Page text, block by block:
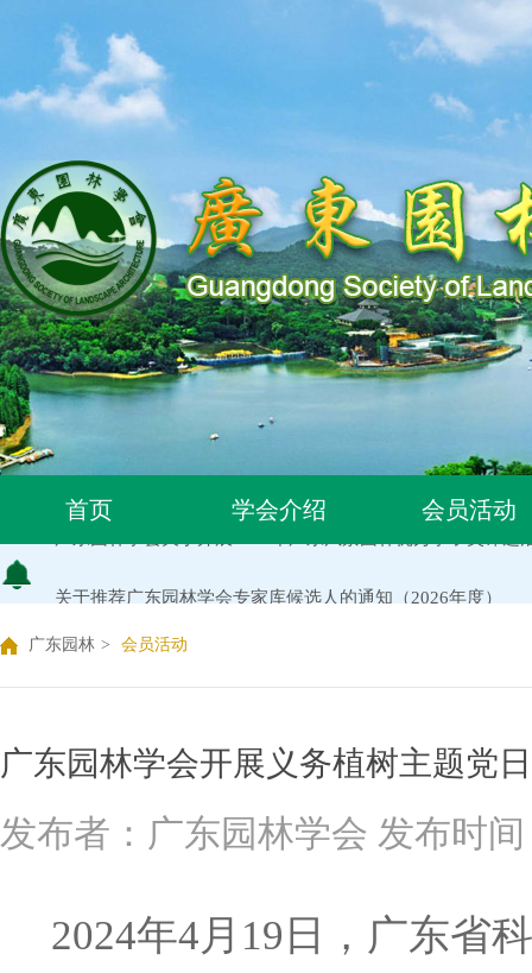
首页 学会介绍 会员活动
关于同意318位个人为广东园林学会个人会员的通知
关于2026年度广东园林学会科学技术奖申报工作延期的通知
广东园林学会关于开展2026年广东风景园林优秀学子奖评
关于公布2026年度广东园林学会研究项目立项名单的通知
关于申报2026年度广东园林学会科学技术奖的通知
关于2026年度广东园林学会研究项目评审结果的公示
广东园林学会关于缴纳2026年度单位会员会费的通知
广东园林 > 会员活动
广东园林学会开展义务植树主题党
发布者：广东园林学会 发布时间
2024年4月19日，广东省